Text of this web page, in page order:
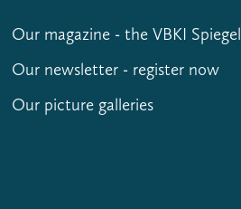
Our magazine - the VBKI Spiegel
Our newsletter - register now
Our picture galleries